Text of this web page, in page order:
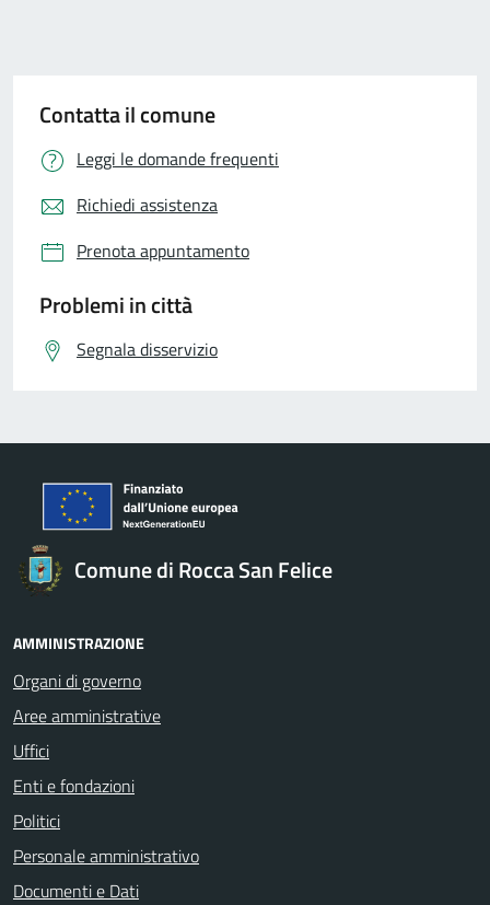
Contatta il comune
Leggi le domande frequenti
Richiedi assistenza
Prenota appuntamento
Problemi in città
Segnala disservizio
Comune di Rocca San Felice
AMMINISTRAZIONE
Organi di governo
Aree amministrative
Uffici
Enti e fondazioni
Politici
Personale amministrativo
Documenti e Dati